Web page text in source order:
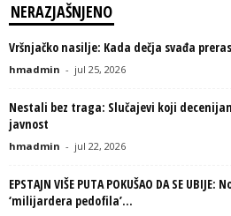
NERAZJAŠNJENO
Vršnjačko nasilje: Kada dečja svađa
hmadmin - jul 25, 2026
Nestali bez traga: Slučajevi koji
javnost
hmadmin - jul 22, 2026
EPSTAJN VIŠE PUTA POKUŠAO DA SE
‘milijardera pedofila’...